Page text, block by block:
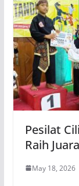
Pesilat
Raih
May 18, 2026